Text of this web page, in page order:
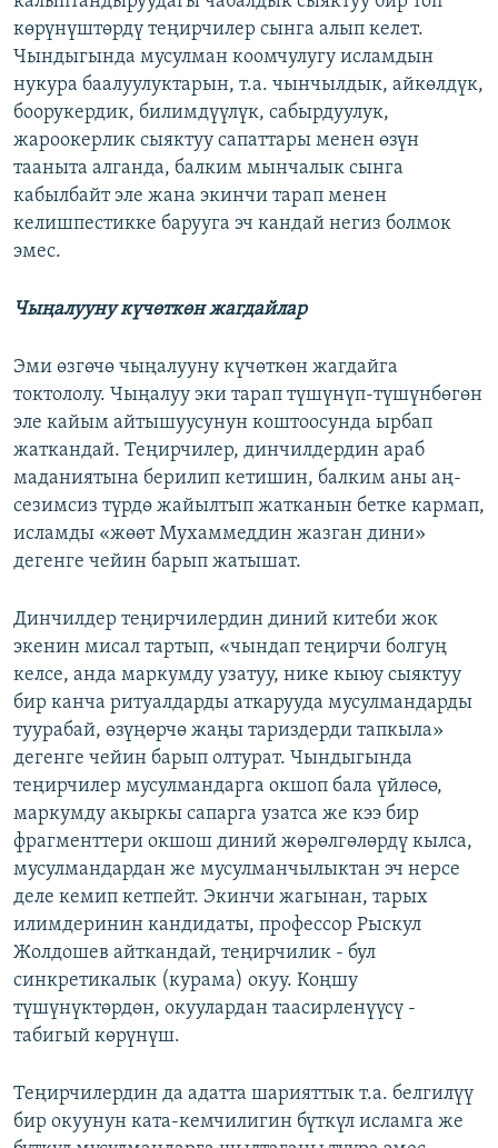
көрүнүштөрдү теңирчилер сынга алып келет.
Чындыгында мусулман коомчулугу исламдын
нукура баалуулуктарын, т.а. чынчылдык, айкөлдүк,
боорукердик, билимдүүлүк, сабырдуулук,
жароокерлик сыяктуу сапаттары менен өзүн
тааныта алганда, балким мынчалык сынга
кабылбайт эле жана экинчи тарап менен
келишпестикке барууга эч кандай негиз болмок
эмес.
Чыңалууну күчөткөн жагдайлар
Эми өзгөчө чыңалууну күчөткөн жагдайга
токтололу. Чыңалуу эки тарап түшүнүп-түшүнбөгөн
эле кайым айтышуусунун коштоосунда ырбап
жаткандай. Теңирчилер, динчилдердин араб
маданиятына берилип кетишин, балким аны аң-
сезимсиз түрдө жайылтып жатканын бетке кармап,
исламды «жөөт Мухаммеддин жазган дини»
дегенге чейин барып жатышат.
Динчилдер теңирчилердин диний китеби жок
экенин мисал тартып, «чындап теңирчи болгуң
келсе, анда маркумду узатуу, нике кыюу сыяктуу
бир канча ритуалдарды аткарууда мусулмандарды
туурабай, өзүңөрчө жаңы тариздерди тапкыла»
дегенге чейин барып олтурат. Чындыгында
теңирчилер мусулмандарга окшоп бала үйлөсө,
маркумду акыркы сапарга узатса же кээ бир
фрагменттери окшош диний жөрөлгөлөрдү кылса,
мусулмандардан же мусулманчылыктан эч нерсе
деле кемип кетпейт. Экинчи жагынан, тарых
илимдеринин кандидаты, профессор Рыскул
Жолдошев айткандай, теңирчилик - бул
синкретикалык (курама) окуу. Коңшу
түшүнүктөрдөн, окуулардан таасирленүүсү -
табигый көрүнүш.
Теңирчилердин да адатта шарияттык т.а. белгилүү
бир окуунун ката-кемчилигин бүткүл исламга же